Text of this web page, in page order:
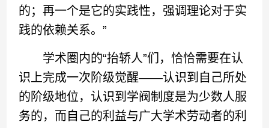
的；再一个是它的实践性，强调理论对于实
践的依赖关系。”
学术圈内的“抬轿人”们，恰恰需要在认
识上完成一次阶级觉醒——认识到自己所处
的阶级地位，认识到学阀制度是为少数人服
务的，而自己的利益与广大学术劳动者的利